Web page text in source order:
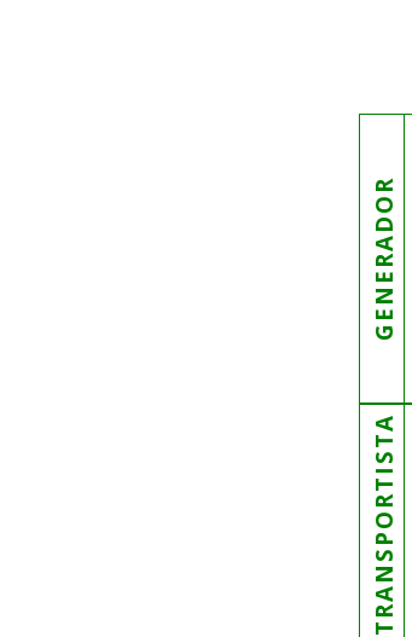
GENERADOR
TRANSPORTISTA